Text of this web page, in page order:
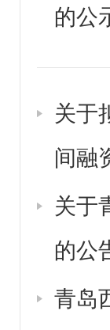
的公
关于
间融
关于
的公
青岛